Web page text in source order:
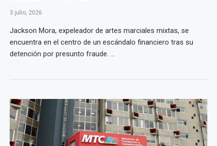
3 julio, 2026
Jackson Mora, expeleador de artes marciales mixtas, se
encuentra en el centro de un escándalo financiero tras su
detención por presunto fraude. ...